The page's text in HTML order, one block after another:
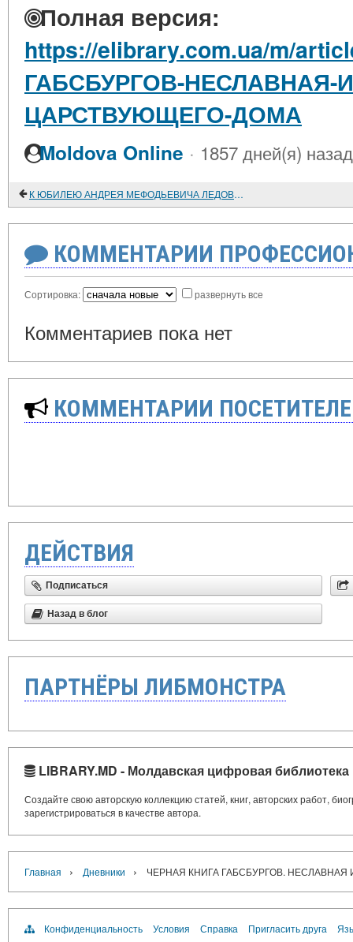
Полная версия:
https://elibrary.com.ua/m/
ГАБСБУРГОВ-НЕСЛАВНАЯ-
ЦАРСТВУЮЩЕГО-ДОМА
Moldova Online · 1857 дней(я) назад
К ЮБИЛЕЮ АНДРЕЯ МЕФОДЬЕВИЧА ЛЕДОВСКОГО
КОММЕНТАРИИ
Сортировка: развернуть все
Комментариев пока нет
КОММЕНТАРИИ
ДЕЙСТВИЯ
Подписаться
Назад в блог
ПАРТНЁРЫ ЛИБМОНСТРА
LIBRARY.MD - Молдавская цифровая библиотека
Создайте свою авторскую коллекцию статей, книг, авторских работ,
зарегистрироваться в качестве автора.
Главная › Дневники › ЧЕРНАЯ КНИГА ГАБСБУРГОВ.
Конфиденциальность Условия Справка Пригласить друга